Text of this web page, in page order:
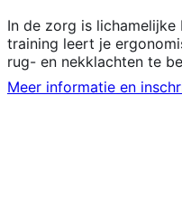
In de zorg is
training leert je
rug- en nekklachten te
Meer informatie en